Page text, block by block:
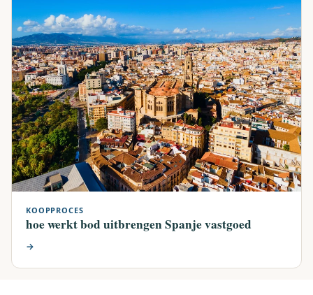
KOOPPROCES
hoe werkt bod uitbrengen Spanje vastgoed
→